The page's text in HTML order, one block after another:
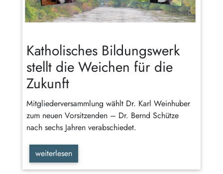
Katholisches Bildungswerk
stellt die Weichen für die
Zukunft
Mitgliederversammlung wählt Dr. Karl Weinhuber
zum neuen Vorsitzenden – Dr. Bernd Schütze
nach sechs Jahren verabschiedet.
weiterlesen